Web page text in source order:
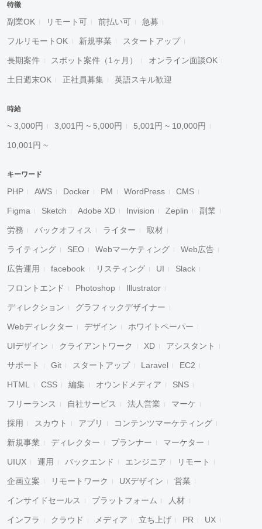
特徴
副業OK リモート可 前払い可 急募
フルリモートOK 新規事業 スタートアップ
長期案件 スポット案件（1ヶ月） オンライン面談OK
土日週末OK 正社員募集 英語スキル歓迎
時給
~ 3,000円 3,001円 ~ 5,000円 5,001円 ~ 10,000円
10,001円 ~
キーワード
PHP AWS Docker PM WordPress CMS
Figma Sketch Adobe XD Invision Zeplin 副業
労務 バックオフィス ライター 取材
ライティング SEO Webマーケティング Web広告
広告運用 facebook リスティング UI Slack
フロントエンド Photoshop Illustrator
ディレクション グラフィックデザイナー
Webディレクター デザイン ホワイトペーパー
UIデザイン クライアントワーク XD アシスタント
サポート Git スタートアップ Laravel EC2
HTML CSS 編集 オウンドメディア SNS
フリーランス 自社サービス 法人営業 マーケ
採用 スカウト アプリ コンテンツマーケティング
新規事業 ディレクター プランナー マーケター
UIUX 運用 バックエンド エンジニア リモート
企画立案 リモートワーク UXデザイン 営業
インサイドセールス プラットフォーム 人材
インフラ クラウド メディア 立ち上げ PR UX